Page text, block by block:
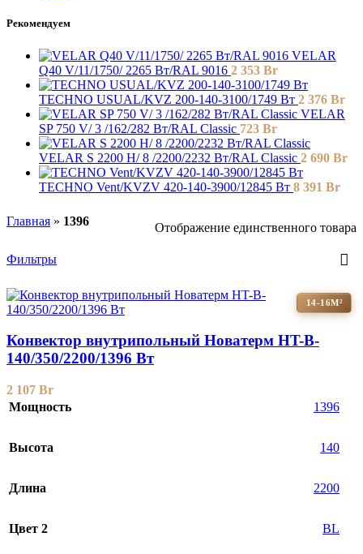
Рекомендуем
VELAR
Q40 V/11/1750/ 2265 Bт/RAL 9016 2 353 Br
TECHNO USUAL/KVZ 200-140-3100/1749 Вт 2 376 Br
VELAR
SP 750 V/ 3 /162/282 Вт/RAL Classic 723 Br
VELAR S 2200 H/ 8 /2200/2232 Вт/RAL Classic 2 690 Br
TECHNO Vent/KVZV 420-140-3900/12845 Вт 8 391 Br
Главная » 1396 Отображение единственного товара
Фильтры
14-16М²
Конвектор внутрипольный Новатерм HT-B-
140/350/2200/1396 Вт
2 107 Br
Мощность
1396
Высота 140
Длина 2200
Цвет 2 BL